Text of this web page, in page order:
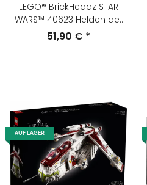
LEGO® BrickHeadz STAR
WARS™ 40623 Helden der
Schlacht von Endor™
51,90 € *
AUF LAGER